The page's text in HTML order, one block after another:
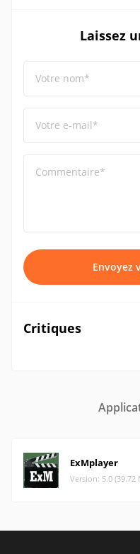
Laissez
Votre nom*
Votre e-mail*
Commentaire*
Envoyez
Critiques
ExMplayer
Version: 5.0 (39.72